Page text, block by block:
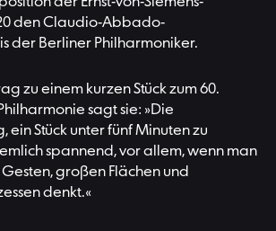
den Claudio-Abbado-
der Berliner Philharmoniker.
zu einem kurzen Stück zum 60.
sagt sie: »Die
ein Stück unter fünf Minuten zu
spannend, vor allem, wenn man
großen Flächen und
denkt.«